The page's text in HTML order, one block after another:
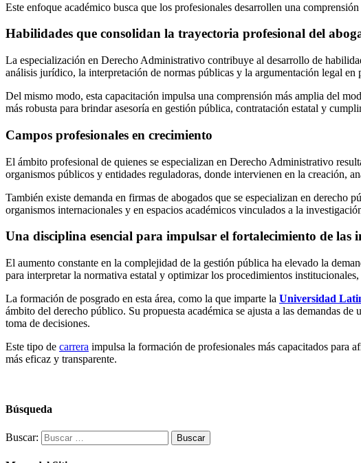
Este enfoque académico busca que los profesionales desarrollen una
Habilidades que consolidan la trayectoria profesional del
La especialización en Derecho Administrativo contribuye al desarrollo de
análisis jurídico, la interpretación de normas públicas y la argumentación legal en
Del mismo modo, esta capacitación impulsa una comprensión más amplia del
más robusta para brindar asesoría en gestión pública, contratación estatal y
Campos profesionales en crecimiento
El ámbito profesional de quienes se especializan en Derecho Administrativo
organismos públicos y entidades reguladoras, donde intervienen en la creación,
También existe demanda en firmas de abogados que se especializan en derecho
organismos internacionales y en espacios académicos vinculados a la
Una disciplina esencial para impulsar el fortalecimiento de las
El aumento constante en la complejidad de la gestión pública ha elevado la
para interpretar la normativa estatal y optimizar los procedimientos
La formación de posgrado en esta área, como la que imparte la Universidad
ámbito del derecho público. Su propuesta académica se ajusta a las demandas
toma de decisiones.
Este tipo de carrera impulsa la formación de profesionales más capacitados para
más eficaz y transparente.
Búsqueda
Buscar: